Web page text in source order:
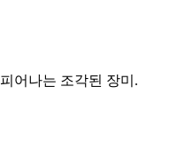
어나는 조각된 장미.